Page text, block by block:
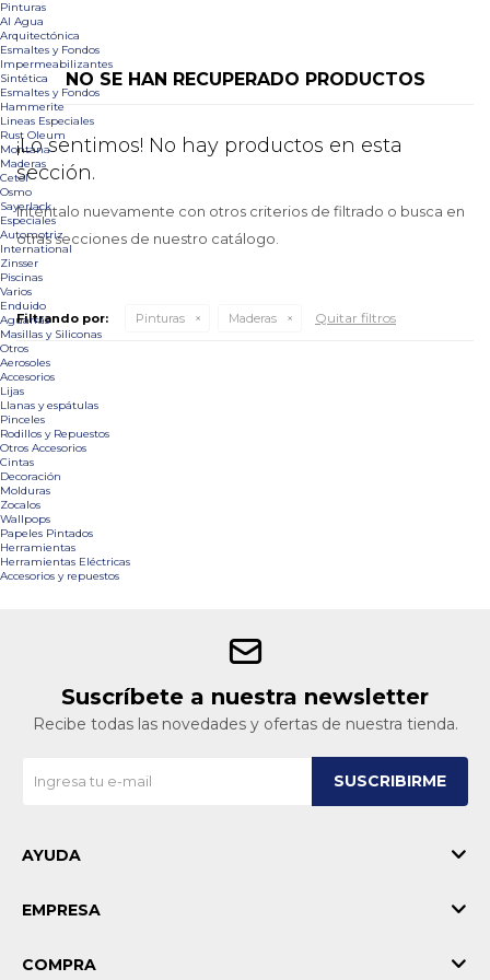
NO SE HAN RECUPERADO PRODUCTOS
¡Lo sentimos! No hay productos en esta
sección.
Inténtalo nuevamente con otros criterios de filtrado o busca en
otras secciones de nuestro catálogo.
Filtrando por: Pinturas Maderas Quitar filtros
Pinturas
Al Agua
Arquitectónica
Esmaltes y Fondos
Impermeabilizantes
Sintética
Esmaltes y Fondos
Hammerite
Lineas Especiales
Rust Oleum
Montana
Maderas
Cetol
Osmo
Sayerlack
Especiales
Automotriz
International
Zinsser
Piscinas
Varios
Enduido
Aguarrás
Masillas y Siliconas
Otros
Aerosoles
Accesorios
Lijas
Llanas y espátulas
Pinceles
Rodillos y Repuestos
Otros Accesorios
Cintas
Decoración
Molduras
Zocalos
Wallpops
Papeles Pintados
Herramientas
Herramientas Eléctricas
Accesorios y repuestos
Suscríbete a nuestra newsletter
Recibe todas las novedades y ofertas de nuestra tienda.
SUSCRIBIRME
AYUDA
EMPRESA
COMPRA